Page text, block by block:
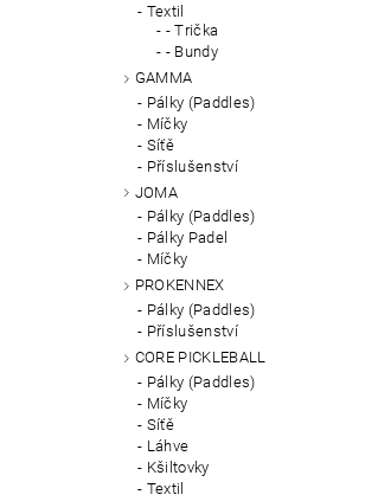
Textil
- Trička
- Bundy
GAMMA
Pálky (Paddles)
Míčky
Síťě
Příslušenství
JOMA
Pálky (Paddles)
Pálky Padel
Míčky
PROKENNEX
Pálky (Paddles)
Příslušenství
CORE PICKLEBALL
Pálky (Paddles)
Míčky
Síťě
Láhve
Kšiltovky
Textil